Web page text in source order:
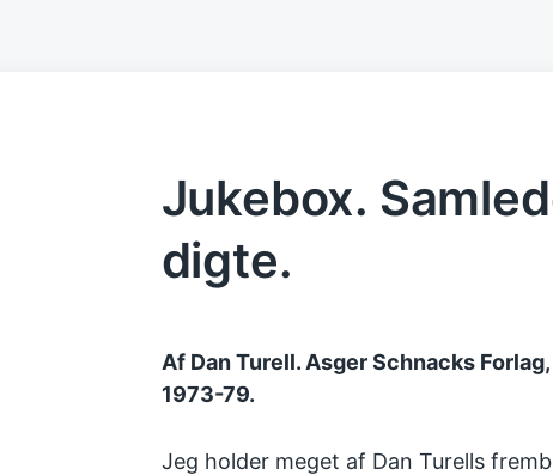
Jukebox.
digte.
Af Dan Turell. Asger Schnacks
1973-79.
Jeg holder meget af Dan Turells